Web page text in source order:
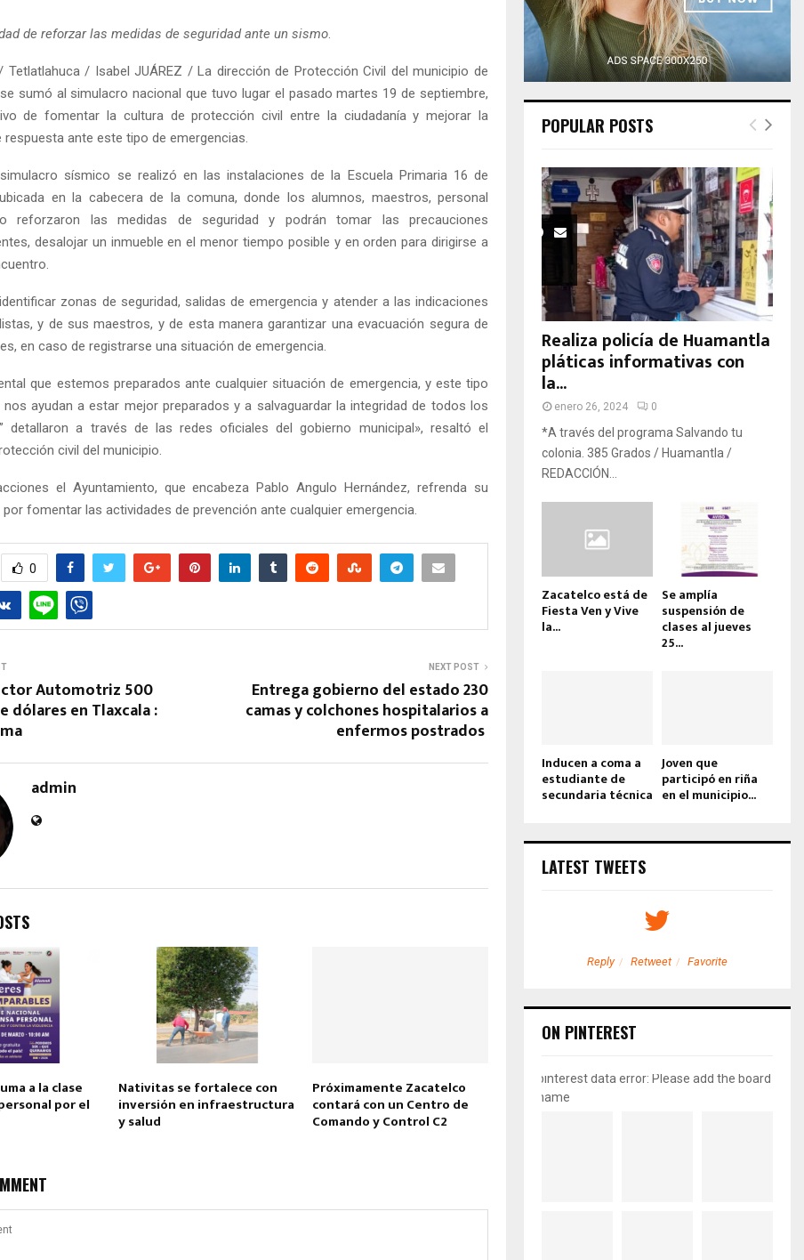
de reforzar las medidas de seguridad ante un sismo
Tetlatlahuca / Isabel JUÁREZ / La dirección de Protección Civil del municipio de
sumó al simulacro nacional que tuvo lugar el pasado martes 19 de septiembre,
de fomentar la cultura de protección civil entre la ciudadanía y mejorar la
respuesta ante este tipo de emergencias.
sísmico se realizó en las instalaciones de la Escuela Primaria 16 de
en la cabecera de la comuna, donde los alumnos, maestros, personal
reforzaron las medidas de seguridad y podrán tomar las precauciones
desalojar un inmueble en el menor tiempo posible y en orden para dirigirse a
zonas de seguridad, salidas de emergencia y atender a las indicaciones
y de sus maestros, y de esta manera garantizar una evacuación segura de
en caso de registrarse una situación de emergencia.
que estemos preparados ante cualquier situación de emergencia, y este tipo
ayudan a estar mejor preparados y a salvaguardar la integridad de todos los
detallaron a través de las redes oficiales del gobierno municipal», resaltó el
civil del municipio.
el Ayuntamiento, que encabeza Pablo Angulo Hernández, refrenda su
fomentar las actividades de prevención ante cualquier emergencia.
0
Automotriz 500
dólares en Tlaxcala :
NEXT POST
Entrega gobierno del estado 230
camas y colchones hospitalarios a
enfermos postrados
admin
a la clase
por el
Nativitas se fortalece con
inversión en infraestructura
y salud
Próximamente Zacatelco
contará con un Centro de
Comando y Control C2
POPULAR POSTS
Realiza policía de Huamantla
pláticas informativas con
la...
enero 26, 2024 0
*A través del programa Salvando tu
colonia. 385 Grados / Huamantla /
REDACCIÓN...
Zacatelco está de
Fiesta Ven y Vive
la...
Se amplía
suspensión de
clases al jueves
25...
Inducen a coma a
estudiante de
secundaria técnica
Joven que
participó en riña
en el municipio...
LATEST TWEETS
Retweet Favorite Reply Retweet Favorite
ON PINTEREST
pinterest data error: Please add the board
name